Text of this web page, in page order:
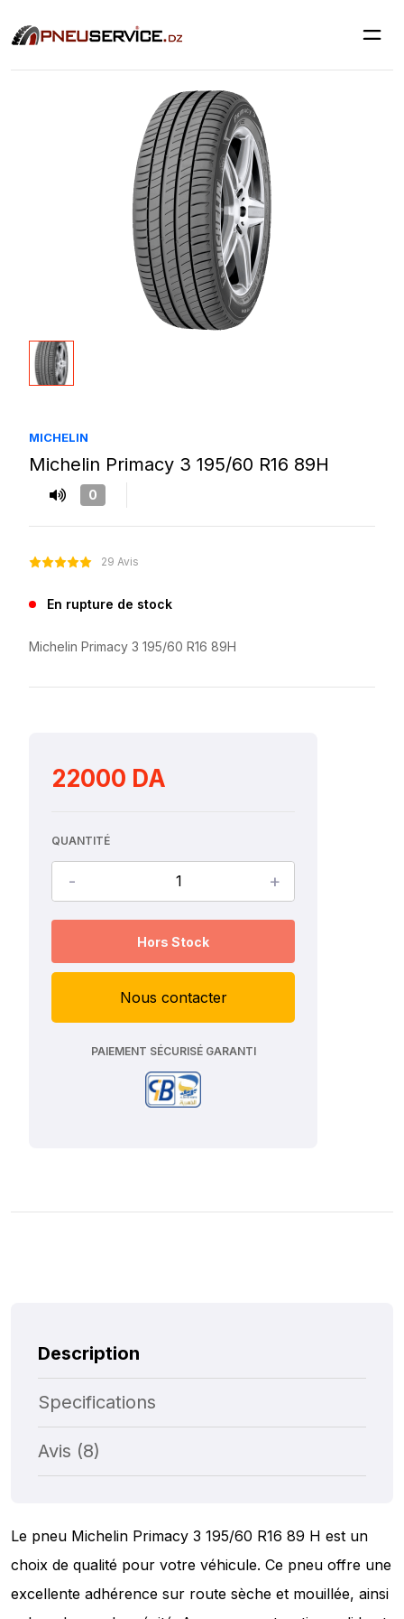
MICHELIN
Michelin Primacy 3 195/60 R16 89H
0
29 Avis
En rupture de stock
Michelin Primacy 3 195/60 R16 89H
22000 DA
QUANTITÉ
- +
Hors Stock
Nous contacter
PAIEMENT SÉCURISÉ GARANTI
Description
Specifications
Avis (8)
Le pneu Michelin Primacy 3 195/60 R16 89 H est un
choix de qualité pour votre véhicule. Ce pneu offre une
excellente adhérence sur route sèche et mouillée, ainsi